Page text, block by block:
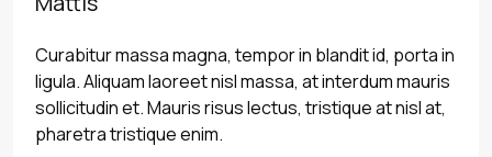
Curabitur massa magna, tempor in blandit id, porta in
ligula. Aliquam laoreet nisl massa, at interdum mauris
sollicitudin et. Mauris risus lectus, tristique at nisl at,
pharetra tristique enim.